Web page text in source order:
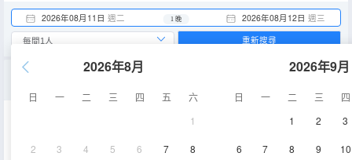
2026年08月11日 週二 2026年08月12日 週三
1 晚
2026年8月
日 一 二 三 四 五
六
1
2 3 4 5 6 7 8
2026年9月
日 一 二 三
四
1
2 3
6 7 8 9 10
重新搜尋
空調